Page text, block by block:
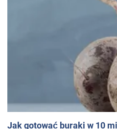
Jak gotować buraki w 10